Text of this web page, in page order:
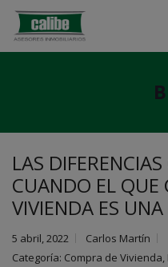
LAS
CUANDO EL QUE
VIVIENDA ES
5 abril, 2022
Carlos Martín
Categoría: Compra de Vivienda,